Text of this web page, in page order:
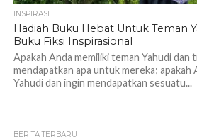
INSPIRASI
Hadiah Buku Hebat Untuk Teman
Buku Fiksi Inspirasional
Apakah Anda memiliki teman Yahudi dan
mendapatkan apa untuk mereka; apakah
Yahudi dan ingin mendapatkan sesuatu...
BERITA TERBARU